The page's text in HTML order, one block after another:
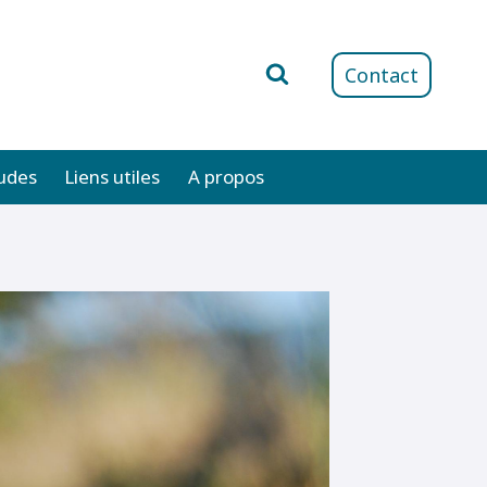
Contact
Liens utiles A propos